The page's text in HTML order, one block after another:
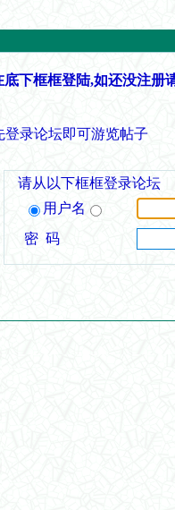
下框框登陆,如还没注册
登录论坛即可游览帖子
请从以下框框登录论坛
用户名
密 码